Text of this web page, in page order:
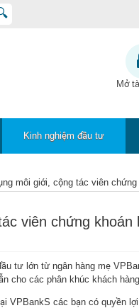
Mở
Kinh nghiệm đầu tư
môi giới, cộng tác viên
viên chứng
tư lớn từ ngân hàng mẹ
cho các phân khúc khách
VPBankS các bạn có quyền